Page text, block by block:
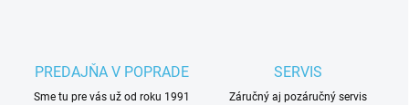
PREDAJŇA V POPRADE
Sme tu pre vás už od roku 1991
SERVIS
Záručný aj pozáručný servis